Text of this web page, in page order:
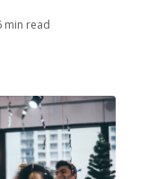
min read